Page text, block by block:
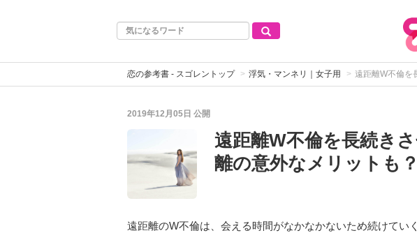
恋の参考書 - スゴレントップ 浮気・マンネリ｜女子用 遠距離W不倫を
2019年12月05日 公開
遠距離W不倫を長続き
離の意外なメリットも？
遠距離のW不倫は、会える時間がなかなかないため続けてい